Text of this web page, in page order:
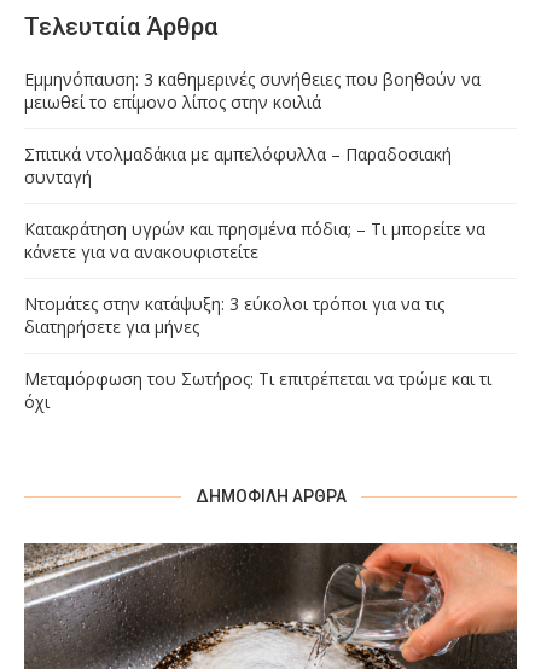
Τελευταία Άρθρα
Εμμηνόπαυση: 3 καθημερινές συνήθειες που βοηθούν να
μειωθεί το επίμονο λίπος στην κοιλιά
Σπιτικά ντολμαδάκια με αμπελόφυλλα – Παραδοσιακή
συνταγή
Κατακράτηση υγρών και πρησμένα πόδια; – Τι μπορείτε να
κάνετε για να ανακουφιστείτε
Ντομάτες στην κατάψυξη: 3 εύκολοι τρόποι για να τις
διατηρήσετε για μήνες
Μεταμόρφωση του Σωτήρος: Τι επιτρέπεται να τρώμε και τι
όχι
ΔΗΜΟΦΙΛΉ ΆΡΘΡΑ